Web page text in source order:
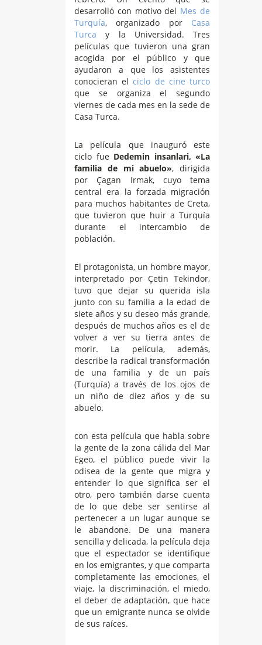
desarrolló con motivo del Mes de
Turquía, organizado por Casa
Turca y la Universidad. Tres
películas que tuvieron una gran
acogida por el público y que
ayudaron a que los asistentes
conocieran el ciclo de cine turco
que se organiza el segundo
viernes de cada mes en la sede de
Casa Turca.
La película que inauguró este
ciclo fue Dedemin insanlari, «La
familia de mi abuelo», dirigida
por Çagan Irmak, cuyo tema
central era la forzada migración
para muchos habitantes de Creta,
que tuvieron que huir a Turquía
durante el intercambio de
población.
El protagonista, un hombre mayor,
interpretado por Çetin Tekindor,
tuvo que dejar su querida isla
junto con su familia a la edad de
siete años y su deseo más grande,
después de muchos años es el de
volver a ver su tierra antes de
morir. La película, además,
describe la radical transformación
de una familia y de un país
(Turquía) a través de los ojos de
un niño de diez años y de su
abuelo.
con esta película que habla sobre
la gente de la zona cálida del Mar
Egeo, el público puede vivir la
odisea de la gente que migra y
entender lo que significa ser el
otro, pero también darse cuenta
de lo que debe ser sentirse al
pertenecer a un lugar aunque se
le abandone. De una manera
sencilla y delicada, la película deja
que el espectador se identifique
en los emigrantes, y que comparta
completamente las emociones, el
viaje, la discriminación, el miedo,
el deber de adaptación, que hace
que un emigrante nunca se olvide
de sus raíces.